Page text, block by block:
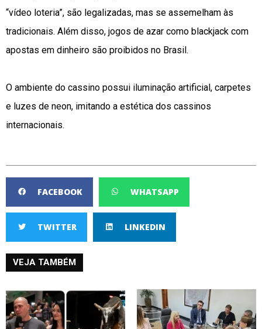
“vídeo loteria”, são legalizadas, mas se assemelham às
tradicionais. Além disso, jogos de azar como blackjack com
apostas em dinheiro são proibidos no Brasil.
O ambiente do cassino possui iluminação artificial, carpetes
e luzes de neon, imitando a estética dos cassinos
internacionais.
FACEBOOK WHATSAPP
TWITTER LINKEDIN
VEJA TAMBÉM